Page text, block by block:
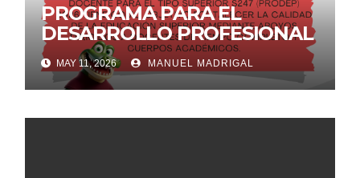
PROGRAMA PARA EL
DESARROLLO PROFESIONAL
DOCENTE PARA EL TIPO
SUPERIOR S247 (PRODEP)
2026
MAY 11, 2026 MANUEL MADRIGAL